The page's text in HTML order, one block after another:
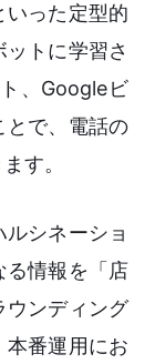
いった定型的
トに学習さ
、Googleビ
とで、電話の
す。
シネーショ
る情報を「店
ウンディング
本番運用にお